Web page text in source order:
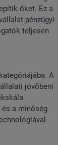
őket. Ez a
pénzügyi
teljesen
A
jövőbeni
a minőség